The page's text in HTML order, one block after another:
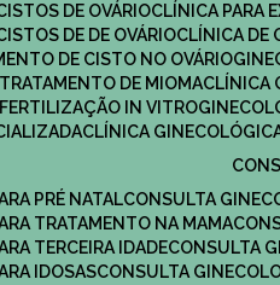
DE OVÁRIO
CLÍNICA PARA
DE DE OVÁRIO
CLÍNICA
DE CISTO NO OVÁRIO
DE MIOMA
FERTILIZAÇÃO IN VITRO
CLÍNICA
PRÉ NATAL
CONSULTA
TRATAMENTO NA MAMA
TERCEIRA IDADE
CONSULTA
IDOSAS
CONSULTA